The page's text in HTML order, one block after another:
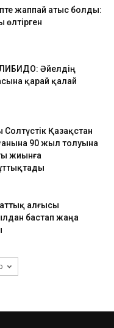
жаппай атыс болды:
Әйелдің
қарай қалай
Қазақстан
90 жыл толуына
жиынға
алғысы
бастап жаңа